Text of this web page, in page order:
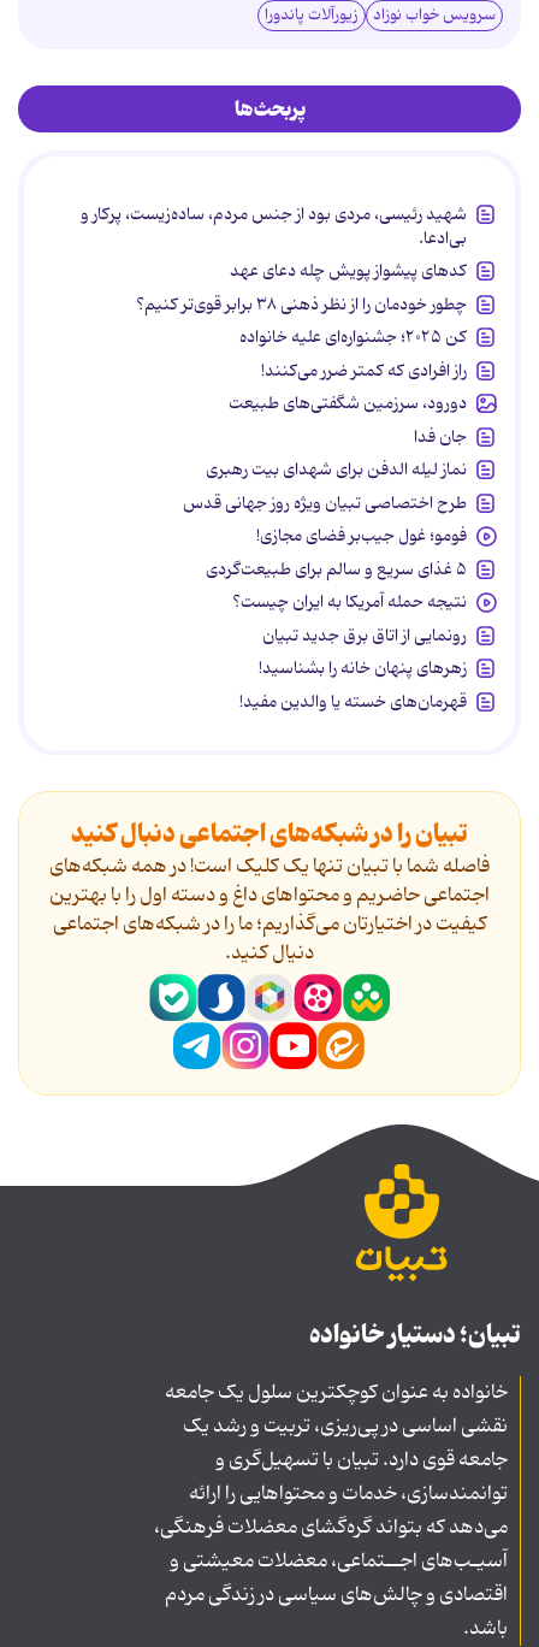
سرویس خواب نوزاد زیورآلات پاندورا
پربحث‌ها
شهید رئیسی، مردی بود از جنس مردم، ساده‌زیست، پرکار و
بی‌ادعا.
کدهای پیشواز پویش چله دعای عهد
چطور خودمان را از نظر ذهنی ۳۸ برابر قوی‌تر کنیم؟
کن ۲۰۲۵؛ جشنواره‌ای علیه خانواده
راز افرادی که کمتر ضرر می‌کنند!
دورود، سرزمین شگفتی‌های طبیعت
جان فدا
نماز لیله الدفن برای شهدای بیت رهبری
طرح اختصاصی تبیان ویژه روز جهانی قدس
فومو؛ غول جیب‌بر فضای مجازی!
۵ غذای سریع و سالم برای طبیعت‌گردی
نتیجه حمله آمریکا به ایران چیست؟
رونمایی از اتاق برق جدید تبیان
زهرهای پنهان خانه را بشناسید!
قهرمان‌های خسته یا والدین مفید!
تبیان را در شبکه‌های اجتماعی دنبال کنید
فاصله شما با تبیان تنها یک کلیک است! در همه شبکه‌های
اجتماعی حاضریم و محتواهای داغ و دسته اول را با بهترین
کیفیت در اختیارتان می‌گذاریم؛ ما را در شبکه‌های اجتماعی
دنیال کنید.
تبیان؛ دستیار خانواده
خانواده به عنوان کوچکترین سلول یک جامعه
نقشی اساسی در پی‌ریزی، تربیت و رشد یک
جامعه قوی دارد. تبیان با تسهیل‌گری و
توانمندسازی، خدمات و محتواهایی را ارائه
می‌دهد که بتواند گره‌گشای معضلات فرهنگی،
آسیـب‌های اجــتماعی، معضلات معیشتی و
اقتصادی و چالش‌های سیاسی در زندگی مردم
باشد.